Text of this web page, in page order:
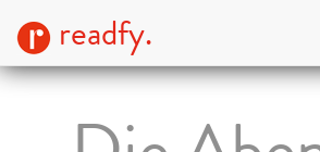
readfy.